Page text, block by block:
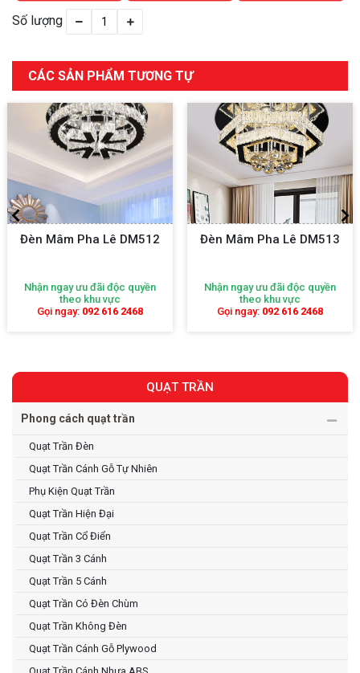
Số lượng
CÁC SẢN PHẨM TƯƠNG TỰ
Đèn Mâm Pha Lê DM512
Nhận ngay ưu đãi độc quyền
theo khu vực
Gọi ngay: 092 616 2468
Đèn Mâm Pha Lê DM513
Nhận ngay ưu đãi độc quyền
theo khu vực
Gọi ngay: 092 616 2468
QUẠT TRẦN
Phong cách quạt trần
Quạt Trần Đèn
Quạt Trần Cánh Gỗ Tự Nhiên
Phụ Kiện Quạt Trần
Quạt Trần Hiện Đại
Quạt Trần Cổ Điển
Quạt Trần 3 Cánh
Quạt Trần 5 Cánh
Quạt Trần Có Đèn Chùm
Quạt Trần Không Đèn
Quạt Trần Cánh Gỗ Plywood